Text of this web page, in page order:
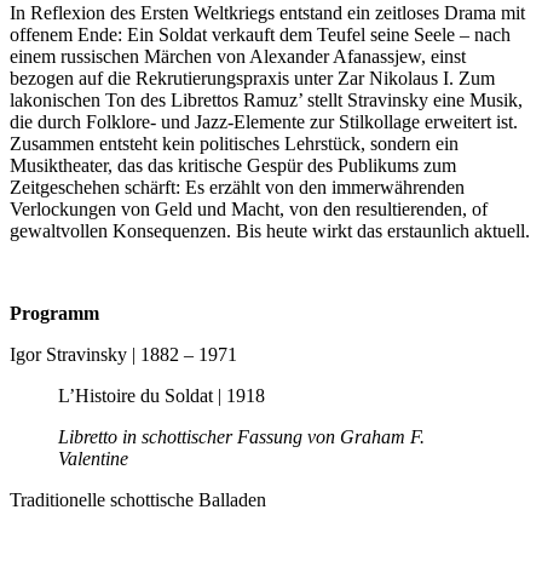
In Reflexion des Ersten Weltkriegs entstand ein zeitloses Drama mit
offenem Ende: Ein Soldat verkauft dem Teufel seine Seele – nach
einem russischen Märchen von Alexander Afanassjew, einst
bezogen auf die Rekrutierungspraxis unter Zar Nikolaus I. Zum
lakonischen Ton des Librettos Ramuz’ stellt Stravinsky eine Musik,
die durch Folklore- und Jazz-Elemente zur Stilkollage erweitert ist.
Zusammen entsteht kein politisches Lehrstück, sondern ein
Musiktheater, das das kritische Gespür des Publikums zum
Zeitgeschehen schärft: Es erzählt von den immerwährenden
Verlockungen von Geld und Macht, von den resultierenden, of
gewaltvollen Konsequenzen. Bis heute wirkt das erstaunlich aktuell.
Programm
Igor Stravinsky | 1882 – 1971
L’Histoire du Soldat | 1918
Libretto in schottischer Fassung von Graham F.
Valentine
Traditionelle schottische Balladen